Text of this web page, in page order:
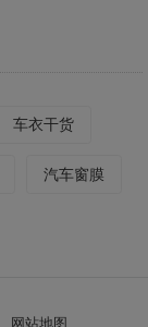
车衣干货
汽车窗膜
网站地图